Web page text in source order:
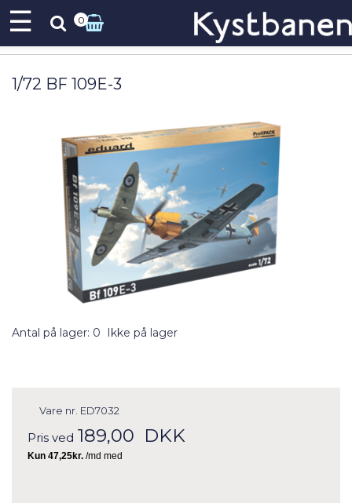
☰ 0
1/72 BF 109E-3
Antal på lager: 0 Ikke på lager
Vare nr. ED7032
Pris ved 189,00 DKK